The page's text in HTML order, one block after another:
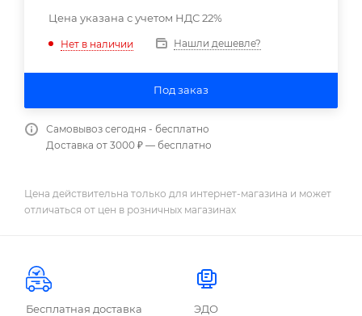
Цена указана с учетом НДС 22%
Нет в наличии Нашли дешевле?
Под заказ
Самовывоз сегодня - бесплатно
Доставка от 3000 ₽ — бесплатно
Цена действительна только для интернет-магазина и может
отличаться от цен в розничных магазинах
Бесплатная доставка ЭДО